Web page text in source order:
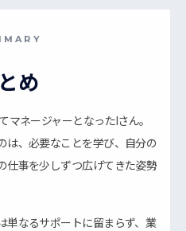
め
マネージャーとなったIさん。
は、必要なことを学び、自分の
仕事を少しずつ広げてきた姿勢
単なるサポートに留まらず、業